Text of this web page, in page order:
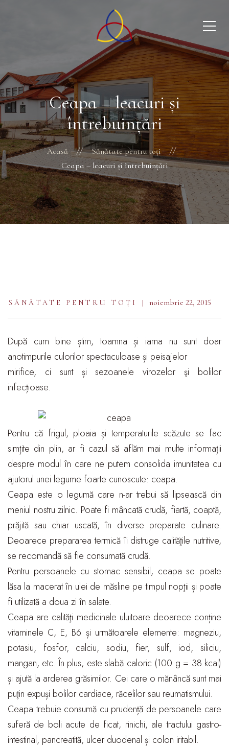
Ceapa – leacuri și
întrebuințări
Acasă
Sănătate pentru toți
Ceapa – leacuri și întrebuințări
SĂNĂTATE PENTRU TOȚI noiembrie 22, 2015
După cum bine știm, toamna și iarna nu sunt doar
anotimpurile culorilor spectaculoase și peisajelor
mirifice, ci sunt și sezoanele virozelor şi bolilor
infecțioase.
Pentru că frigul, ploaia și temperaturile scăzute se fac
simțite din plin, ar fi cazul să aflăm mai multe informații
despre modul în care ne putem consolida imunitatea cu
ajutorul unei legume foarte cunoscute: ceapa.
Ceapa este o legumă care n-ar trebui să lipsească din
meniul nostru zilnic. Poate fi mâncată crudă, fiartă, coaptă,
prăjită sau chiar uscată, în diverse preparate culinare.
Deoarece prepararea termică îi distruge calităţile nutritive,
se recomandă să fie consumată crudă.
Pentru persoanele cu stomac sensibil, ceapa se poate
lăsa la macerat în ulei de măsline pe timpul nopţii și poate
fi utilizată a doua zi în salate.
Ceapa are calităţi medicinale uluitoare deoarece conține
vitaminele C, E, B6 și următoarele elemente: magneziu,
potasiu, fosfor, calciu, sodiu, fier, sulf, iod, siliciu,
mangan, etc. În plus, este slabă caloric (100 g = 38 kcal)
și ajută la arderea grăsimilor. Cei care o mănâncă sunt mai
puţin expuși bolilor cardiace, răcelilor sau reumatismului.
Ceapa trebuie consumă cu prudență de persoanele care
suferă de boli acute de ficat, rinichi, ale tractului gastro-
intestinal, pancreatită, ulcer duodenal și colon iritabil.